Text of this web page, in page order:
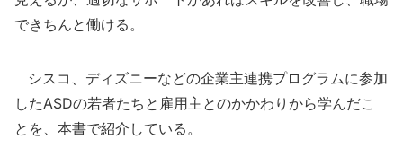
できちんと働ける。
シスコ、ディズニーなどの企業主連携プログラムに参加
したASDの若者たちと雇用主とのかかわりから学んだこ
とを、本書で紹介している。